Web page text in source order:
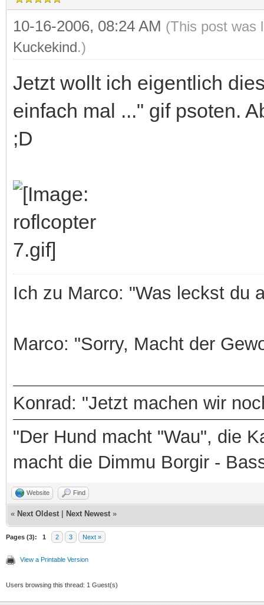
10-16-2006, 08:24 AM (This post was
Kuckekind.)
Jetzt wollt ich eigentlich
einfach mal ..." gif psoten.
;D
Ich zu Marco: "Was leckst du
Marco: "Sorry, Macht der
Konrad: "Jetzt machen wir
"Der Hund macht "Wau", die
macht die Dimmu Borgir -
Website Find
« Next Oldest Next Newest »
Pages (3): 1 2 3 Next »
View a Printable Version
Users browsing this thread: 1 Guest(s)